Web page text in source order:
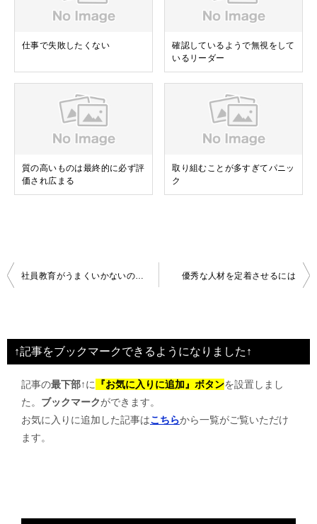
仕事で失敗したくない
確認しているようで無視をして
いるリーダー
質の高いものは最終的に必ず評
価され広まる
取り組むことが多すぎてパニッ
ク
投
ビ
ゲ
優秀な人材を定着させるには
↑記事をブックマークできるようになりました↑
記事の最下部↑に 『お気に入りに追加』ボタンを設置しまし
た。 ブックマークができます。
お気に入りに追加した記事はこちらから一覧がご覧いただけ
ます。